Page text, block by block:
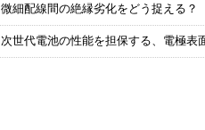
微細配線間の絶縁劣化をどう捉える
次世代電池の性能を担保する、電極表